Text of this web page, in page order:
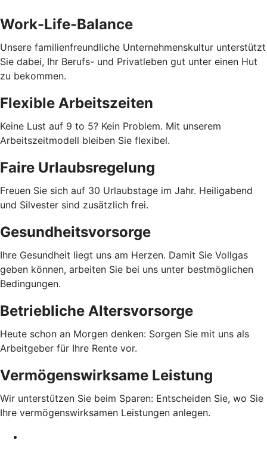
Work-Life-Balance
Unsere familienfreundliche Unternehmenskultur unterstützt
Sie dabei, Ihr Berufs- und Privatleben gut unter einen Hut
zu bekommen.
Flexible Arbeitszeiten
Keine Lust auf 9 to 5? Kein Problem. Mit unserem
Arbeitszeitmodell bleiben Sie flexibel.
Faire Urlaubsregelung
Freuen Sie sich auf 30 Urlaubstage im Jahr. Heiligabend
und Silvester sind zusätzlich frei.
Gesundheitsvorsorge
Ihre Gesundheit liegt uns am Herzen. Damit Sie Vollgas
geben können, arbeiten Sie bei uns unter bestmöglichen
Bedingungen.
Betriebliche Altersvorsorge
Heute schon an Morgen denken: Sorgen Sie mit uns als
Arbeitgeber für Ihre Rente vor.
Vermögenswirksame Leistung
Wir unterstützen Sie beim Sparen: Entscheiden Sie, wo Sie
Ihre vermögenswirksamen Leistungen anlegen.